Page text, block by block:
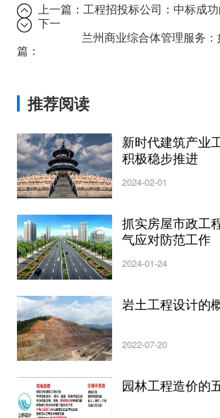
上一篇： 工程招投标公司：中标成
下一
篇：
推荐阅读
新时代建筑产业
积极稳步推进
2024-02-01
抓实房屋市政工
气应对防范工作
2024-01-24
岩土工程设计的
2022-07-20
园林工程造价的